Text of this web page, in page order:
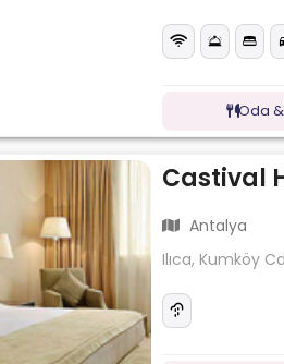
Oda
Castival
Antalya
Ilıca, Kumköy